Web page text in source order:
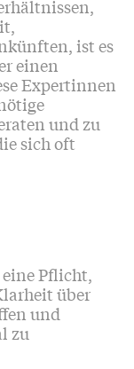
ist es
einen
Expertinnen
und zu
sich oft
Pflicht,
über
und
zu